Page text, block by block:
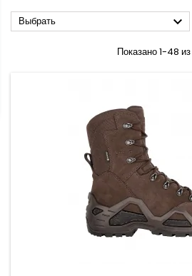
Выбрать 
Показано 1-48